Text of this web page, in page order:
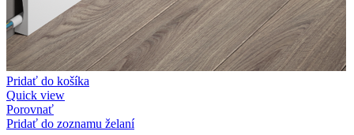
Pridať do košíka
Quick view
Porovnať
Pridať do zoznamu želaní